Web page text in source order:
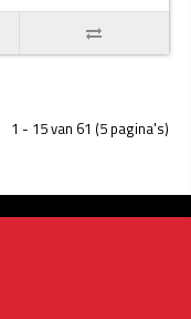
1 - 15 van 61 (5 pagina's)